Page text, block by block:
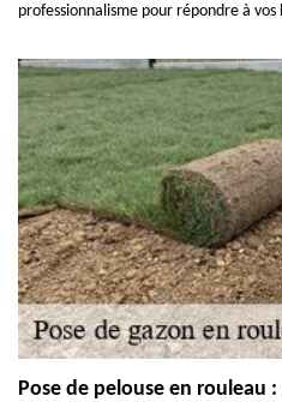
professionnalisme pour répondre à vos
Pose de pelouse en rouleau